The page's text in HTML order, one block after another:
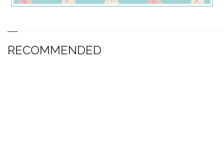
RECOMMENDED